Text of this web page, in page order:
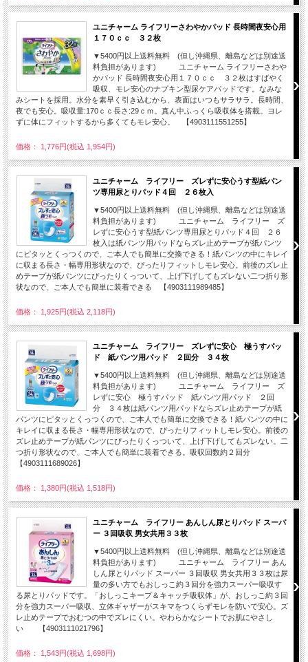
ユニチャーム ライフリーさわやかパッド 長時間夜安心用
１７０ｃｃ ３２枚
▼5400円以上送料無料 (但し沖縄県、離島などは別途送
料負担があります) ユニチャーム ライフリーさわや
かパッド 長時間夜安心用１７０ｃｃ ３２枚はすばやく
吸収、モレ安心のナプキン型尿ケアパッドです。なみな
みシートを採用。水分を素早く引き込むから、表面はいつもサラサラ。長時間、
夜でも安心。吸収量:170ｃｃ長さ:29ｃｍ。真ん中ふっくら吸収体を搭載。ヨレ
ずに体にフィットするから多くてもモレ安心。 【4903111551255】
価格： 1,776円(税込 1,954円)
ユニチャーム ライフリー ズレずに安心うす型紙パン
ツ専用尿とりパッド４回 ２６枚入
▼5400円以上送料無料 (但し沖縄県、離島などは別途送
料負担があります) ユニチャーム ライフリー ズ
レずに安心うす型紙パンツ専用尿とりパッド４回 ２６
枚入は紙パンツ用パッドならズレ止めテープが紙パンツ
にピタッとくっつくので、ご本人でも簡単に交換できる！紙パンツの中にキレイ
に収まる長さ・幅専用形状なので、ぴったりフィットしモレ安心。前後のズレ止
めテープが紙パンツにぴったりくっついて、上げ下げしてもズレない二つ折り形
状なので、ご本人でも簡単に装着できる 【4903111989485】
価格： 1,925円(税込 2,118円)
ユニチャーム ライフリー ズレずに安心 極うすパッ
ド 紙パンツ用パッド ２回分 ３４枚
▼5400円以上送料無料 (但し沖縄県、離島などは別途送
料負担があります) ユニチャーム ライフリー ズ
レずに安心 極うすパッド 紙パンツ用パッド ２回
分 ３４枚は紙パンツ用パッドならズレ止めテープが紙
パンツにピタッとくっつくので、ご本人でも簡単に交換できる！紙パンツの中に
キレイに収まる長さ・幅専用形状なので、ぴったりフィットしモレ安心。前後の
ズレ止めテープが紙パンツにぴったりくっついて、上げ下げしてもズレない。二
つ折り形状なので、ご本人でも簡単に装着できる。吸収回数約２回分
【4903111689026】
価格： 1,380円(税込 1,518円)
ユニチャーム ライフリー あんしん尿とりパッド スーパ
ー ３回吸収 男女共用３３枚
▼5400円以上送料無料 (但し沖縄県、離島などは別途送
料負担があります) ユニチャーム ライフリー あん
しん尿とりパッド スーパー ３回吸収 男女共用３３枚は尿
量の多い方でもおしっこ約３回分を強力スーパー吸収す
る尿とりパッドです。「おしっこキープ＆キャッチ吸収体」が、おしっこ約３回
分を強力スーパー吸収、立体ギャザーがスキマをつくらずモレを防いで安心。ズ
レ止めテープでおむつの中でズレにくい。やわらかなシートでお肌にやさし
い 【4903111021796】
価格： 1,543円(税込 1,698円)